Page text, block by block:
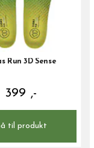
Run 3D Sense
399 ,-
til produkt